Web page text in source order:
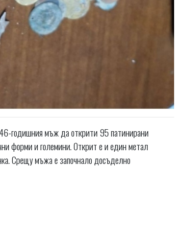
годишния мъж да открити 95 патинирани
форми и големини. Открит е и един метал
Срещу мъжа е започнало досъделно